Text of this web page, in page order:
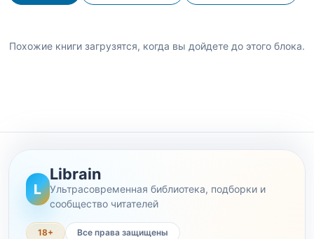
Похожие книги загрузятся, когда вы дойдете до этого блока.
L
Librain
Ультрасовременная библиотека, подборки и
сообщество читателей
18+ Все права защищены